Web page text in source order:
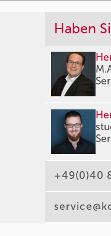
Haben
+49(0)40